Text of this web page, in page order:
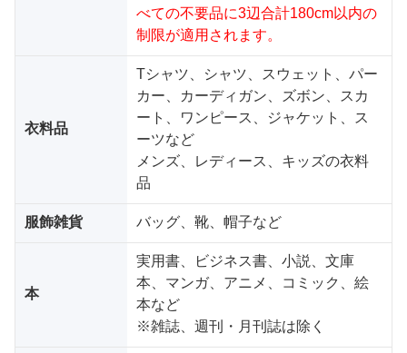
べての不要品に3辺合計180cm以内の
制限が適用されます。
衣料品
Tシャツ、シャツ、スウェット、パー
カー、カーディガン、ズボン、スカ
ート、ワンピース、ジャケット、ス
ーツなど
メンズ、レディース、キッズの衣料
品
服飾雑貨 バッグ、靴、帽子など
本
実用書、ビジネス書、小説、文庫
本、マンガ、アニメ、コミック、絵
本など
※雑誌、週刊・月刊誌は除く